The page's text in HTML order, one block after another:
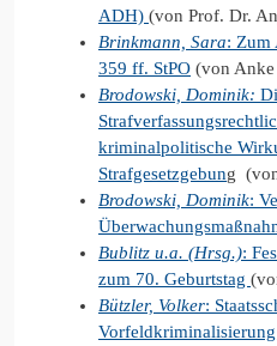
ADH) (von Prof. Dr.
Brinkmann, Sara: Zum
359 ff. StPO (von
Brodowski, Dominik:
kriminalpolitische
Strafgesetzgebung
Brodowski, Dominik:
Bublitz u.a. (Hrsg.):
zum 70. Geburtstag
Bützler, Volker:
Vorfeldkriminalisierung